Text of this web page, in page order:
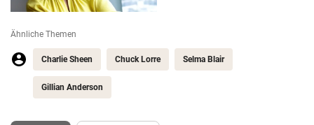
Ähnliche Themen
Charlie Sheen Chuck Lorre Selma Blair
Gillian Anderson